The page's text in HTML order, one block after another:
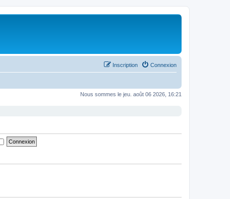
Connexion
Inscription
Nous sommes le jeu. août 06 2026, 16:21